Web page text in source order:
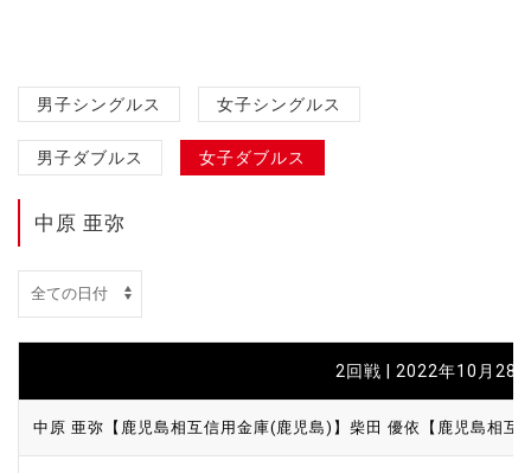
男子シングルス 女子シングルス
男子ダブルス 女子ダブルス
中原 亜弥
2回戦 | 2022年10月28
中原 亜弥【鹿児島相互信用金庫(鹿児島)】 柴田 優依【鹿児島相互